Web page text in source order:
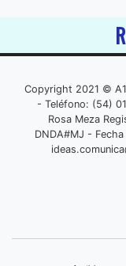
Copyright 2021 ©
- Teléfono: (54)
Rosa Meza
DNDA#MJ -